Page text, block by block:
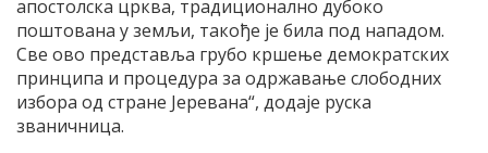
апостолска црква, традиционално дубоко
поштована у земљи, такође је била под нападом.
Све ово представља грубо кршење демократских
принципа и процедура за одржавање слободних
избора од стране Јеревана“, додаје руска
званичница.